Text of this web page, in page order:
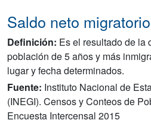
Saldo neto migratorio
Definición: Es el resultado de la
población de 5 años y más
lugar y fecha determinados.
Fuente: Instituto Nacional de
(INEGI). Censos y Conteos de
Encuesta Intercensal 2015